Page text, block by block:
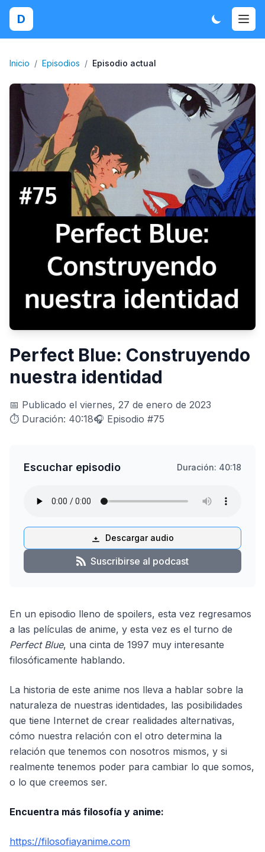
D
Inicio / Episodios / Episodio actual
Perfect Blue: Construyendo
nuestra identidad
📅 Publicado el viernes, 27 de enero de 2023
⏱️ Duración: 40:18🎧 Episodio #75
Escuchar episodio Duración: 40:18
Descargar audio
Suscribirse al podcast
En un episodio lleno de spoilers, esta vez regresamos
a las películas de anime, y esta vez es el turno de
Perfect Blue, una cinta de 1997 muy interesante
filosóficamente hablando.
La historia de este anime nos lleva a hablar sobre la
naturaleza de nuestras identidades, las posibilidades
que tiene Internet de crear realidades alternativas,
cómo nuestra relación con el otro determina la
relación que tenemos con nosotros mismos, y si
realmente tenemos poder para cambiar lo que somos,
o lo que creemos ser.
Encuentra más filosofía y anime:
https://filosofiayanime.com